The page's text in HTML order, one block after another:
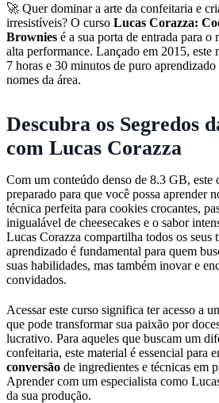
🚀 Quer dominar a arte da confeitaria e
irresistíveis? O curso Lucas Corazza:
Brownies é a sua porta de entrada para
alta performance. Lançado em 2015, este
7 horas e 30 minutos de puro
nomes da área.
Descubra os Segredos
com Lucas Corazza
Com um conteúdo denso de 8.3 GB, este
preparado para que você possa aprender
técnica perfeita para cookies crocantes,
inigualável de cheesecakes e o sabor
Lucas Corazza compartilha todos os seus
aprendizado é fundamental para quem
suas habilidades, mas também inovar e
convidados.
Acessar este curso significa ter acesso a
que pode transformar sua paixão por
lucrativo. Para aqueles que buscam um
confeitaria, este material é essencial para
conversão de ingredientes e técnicas em
Aprender com um especialista como
da sua produção.